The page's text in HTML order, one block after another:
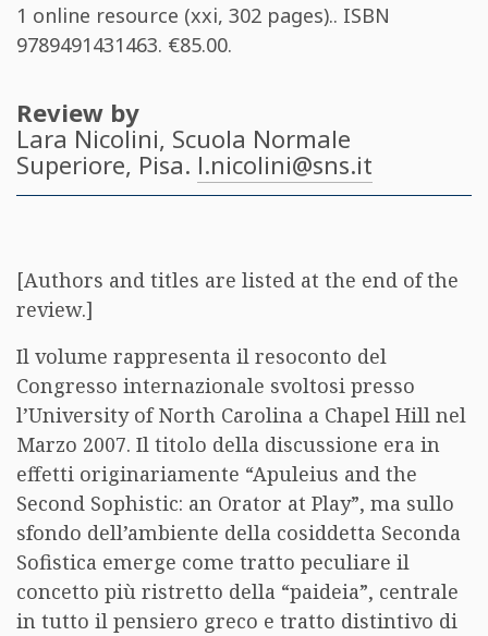
1 online resource (xxi, 302 pages).. ISBN
9789491431463. €85.00.
Review by
Lara Nicolini, Scuola Normale
Superiore, Pisa. l.nicolini@sns.it
[Authors and titles are listed at the end of the
review.]
Il volume rappresenta il resoconto del
Congresso internazionale svoltosi presso
l’University of North Carolina a Chapel Hill nel
Marzo 2007. Il titolo della discussione era in
effetti originariamente “Apuleius and the
Second Sophistic: an Orator at Play”, ma sullo
sfondo dell’ambiente della cosiddetta Seconda
Sofistica emerge come tratto peculiare il
concetto più ristretto della “paideia”, centrale
in tutto il pensiero greco e tratto distintivo di